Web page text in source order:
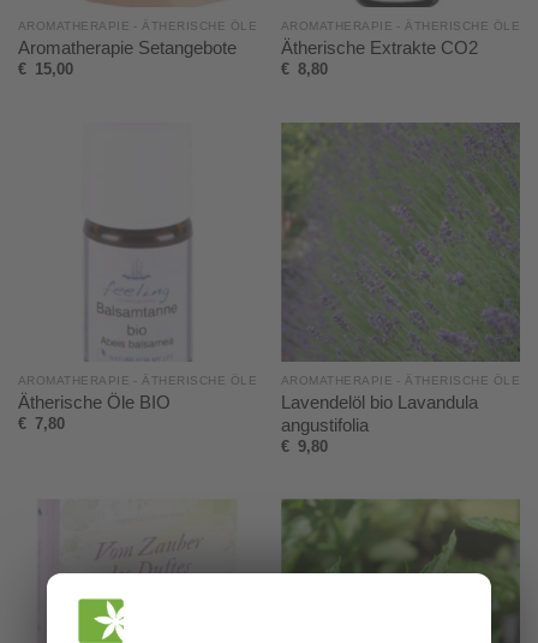
AROMATHERAPIE - ÄTHERISCHE ÖLE
Aromatherapie Setangebote
€ 15,00
AROMATHERAPIE - ÄTHERISCHE ÖLE
Ätherische Extrakte CO2
€ 8,80
AROMATHERAPIE - ÄTHERISCHE ÖLE
Ätherische Öle BIO
€ 7,80
AROMATHERAPIE - ÄTHERISCHE ÖLE
Lavendelöl bio Lavandula
angustifolia
€ 9,80